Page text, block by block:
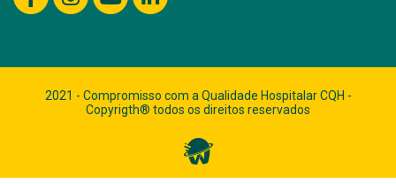
2021 - Compromisso com a Qualidade Hospitalar CQH -
Copyrigth® todos os direitos reservados